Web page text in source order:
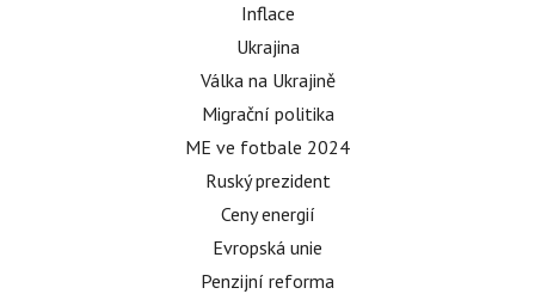
Inflace
Ukrajina
Válka na Ukrajině
Migrační politika
ME ve fotbale 2024
Ruský prezident
Ceny energií
Evropská unie
Penzijní reforma